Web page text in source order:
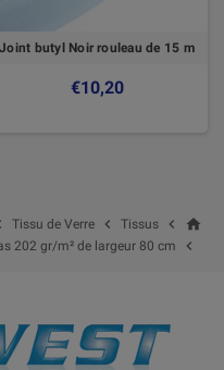
Joint butyl Noir rouleau de 15 m
€10,20
home

Tissus

Tissu de Verre

202 gr/m² de largeur 80 cm